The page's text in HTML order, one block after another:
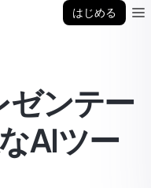
はじめる
ンテー
AIツー